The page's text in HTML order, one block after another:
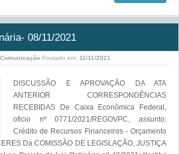
08/11/2021
Postado em: 11/11/2021
DISCUSSÃO E APROVAÇÃO DA ATA
ANTERIOR CORRESPONDÊNCIAS
RECEBIDAS De Caixa Econômica Federal,
oficio nº 0771/2021/REGOVPC, assunto:
Crédito de Recursos Financeiros - Orçamento
Da COMISSÃO DE LEGISLAÇÃO, JUSTIÇA